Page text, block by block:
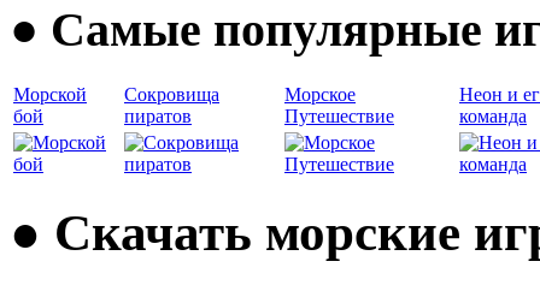
● Самые популярные
Морской
бой
Сокровища
пиратов
Морское
Путешествие
Неон и
команда
● Скачать морские